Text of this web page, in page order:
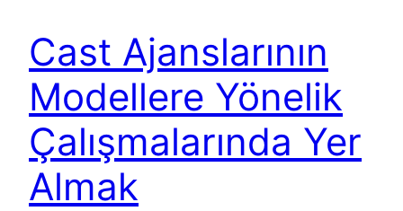
Cast Ajanslarının
Modellere Yönelik
Çalışmalarında Yer
Almak